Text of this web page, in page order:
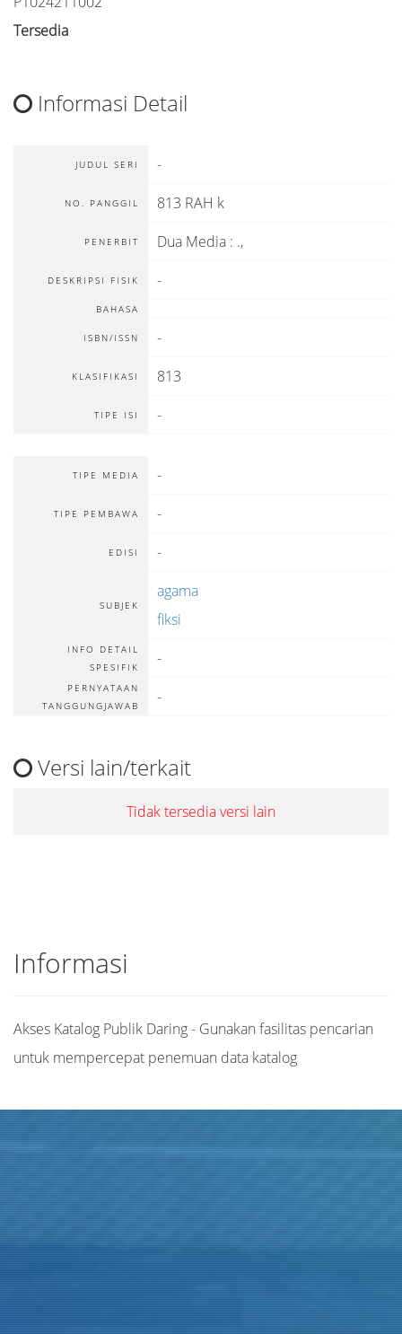
Tersedia
Informasi Detail
JUDUL SERI -
NO. PANGGIL 813 RAH k
PENERBIT Dua Media : .,
DESKRIPSI FISIK -
BAHASA
ISBN/ISSN -
KLASIFIKASI 813
TIPE ISI -
TIPE MEDIA -
TIPE PEMBAWA -
EDISI -
SUBJEK
agama
fiksi
INFO DETAIL
SPESIFIK
-
PERNYATAAN
TANGGUNGJAWAB
-
Versi lain/terkait
Tidak tersedia versi lain
Informasi
Akses Katalog Publik Daring - Gunakan fasilitas pencarian
untuk mempercepat penemuan data katalog
Judul
Pengarang
ISBN/ISSN